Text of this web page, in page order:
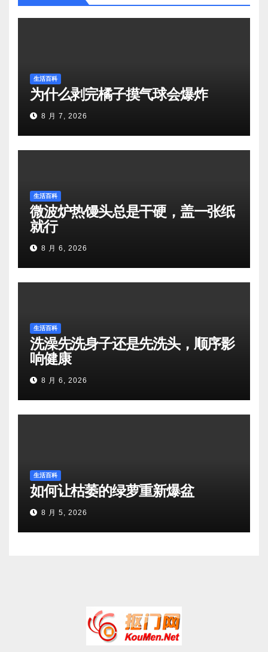
生活百科
为什么剥完橘子摸气球会爆炸
8 月 7, 2026
生活百科
微波炉热馒头总是干硬，盖一张纸
就行
8 月 6, 2026
生活百科
洗澡先洗身子还是先洗头，顺序影
响健康
8 月 6, 2026
生活百科
如何让枯萎的绿萝重新爆盆
8 月 5, 2026